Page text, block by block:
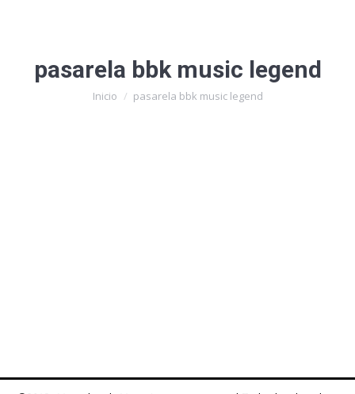
pasarela bbk music legend
Estás aquí:
Inicio pasarela bbk music legend